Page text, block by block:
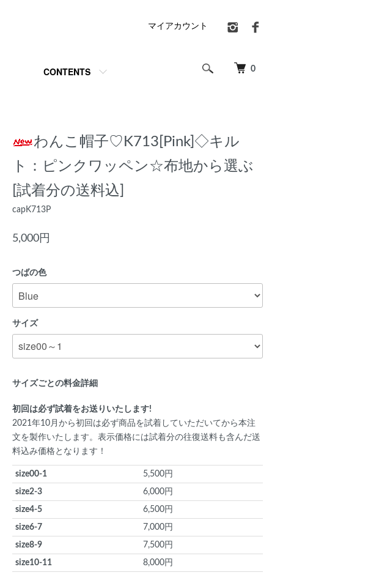
0
CONTENTS
マイアカウント
わんこ帽子♡K713[Pink]◇キル
ト：ピンクワッペン☆布地から選ぶ
[試着分の送料込]
capK713P
5,000円
つばの色
サイズ
サイズごとの料金詳細
初回は必ず試着をお送りいたします!
2021年10月から初回は必ず商品を試着していただいてから本注
文を製作いたします。表示価格には試着分の往復送料も含んだ送
料込み価格となります！
size00-1 5,500円
size2-3 6,000円
size4-5 6,500円
size6-7 7,000円
size8-9 7,500円
size10-11 8,000円